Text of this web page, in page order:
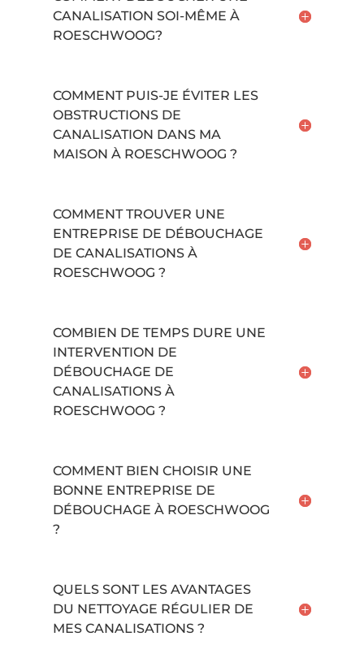
CANALISATION SOI-MÊME À
ROESCHWOOG?
COMMENT PUIS-JE ÉVITER LES
OBSTRUCTIONS DE
CANALISATION DANS MA
MAISON À ROESCHWOOG ?
COMMENT TROUVER UNE
ENTREPRISE DE DÉBOUCHAGE
DE CANALISATIONS À
ROESCHWOOG ?
COMBIEN DE TEMPS DURE UNE
INTERVENTION DE
DÉBOUCHAGE DE
CANALISATIONS À
ROESCHWOOG ?
COMMENT BIEN CHOISIR UNE
BONNE ENTREPRISE DE
DÉBOUCHAGE À ROESCHWOOG
?
QUELS SONT LES AVANTAGES
DU NETTOYAGE RÉGULIER DE
MES CANALISATIONS ?